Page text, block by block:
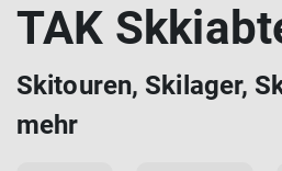
TAK
Skitouren, Skilager,
mehr